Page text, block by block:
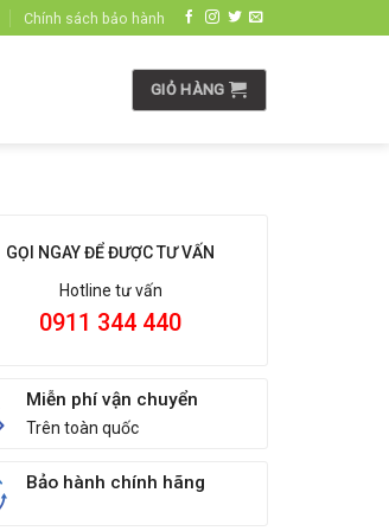
Chính sách bảo hành
GIỎ HÀNG
GỌI NGAY ĐỂ ĐƯỢC TƯ VẤN
Hotline tư vấn
0911 344 440
Miễn phí vận chuyển
Trên toàn quốc
Bảo hành chính hãng